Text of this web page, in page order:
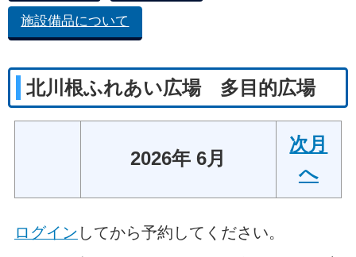
施設備品について
北川根ふれあい広場 多目的広場
2026年 6月
次月
へ
ログイン してから予約してください。